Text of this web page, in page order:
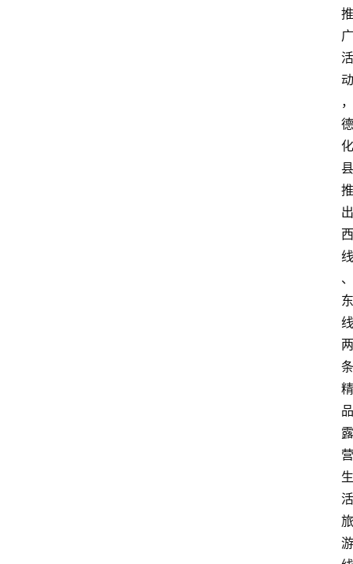
推
广
活
动
，
德
化
县
推
出
西
线
、
东
线
两
条
精
品
露
营
生
活
旅
游